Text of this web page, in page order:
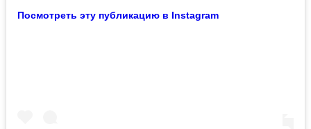
Посмотреть эту публикацию в Instagram